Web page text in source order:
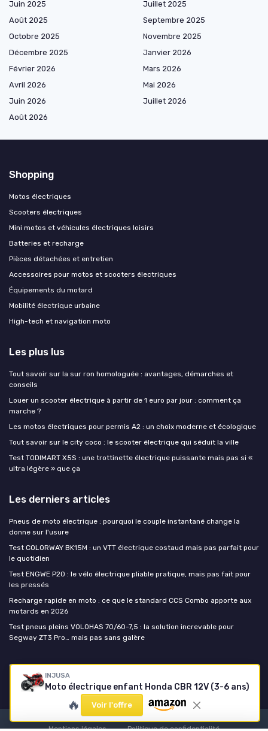
INJUSA
Moto électrique enfant Honda CBR 12V (3-6 ans)
🔥 Voir l'offre
Juin 2025
Juillet 2025
Août 2025
Septembre 2025
Octobre 2025
Novembre 2025
Décembre 2025
Janvier 2026
Février 2026
Mars 2026
Avril 2026
Mai 2026
Juin 2026
Juillet 2026
Août 2026
Shopping
Motos électriques
Scooters électriques
Mini motos et véhicules électriques loisirs
Batteries et recharge
Pièces détachées et entretien
Accessoires pour motos et scooters électriques
Équipements du motard
Mobilité électrique urbaine
High-tech et navigation moto
Les plus lus
Tout savoir sur la sur ron homologuée : avantages, démarches et
conseils
Louer un scooter électrique à partir de 1 euro par jour : comment ça
marche ?
Les motos électriques pour permis A2 : un choix moderne et écologique
Tout savoir sur le city coco : le scooter électrique qui séduit la ville
Test TODIMART X5S : une trottinette électrique puissante mais pas si «
ultra légère » que ça
Les derniers articles
Pneus de moto électrique : pourquoi le couple instantané change la
donne sur l'usure
Test COLORWAY BK15M : un VTT électrique costaud mais pas parfait pour
le quotidien
Test ENGWE P20 : le vélo électrique pliable pratique, mais pas fait pour
les pressés
Recharge rapide en moto : ce que le standard CCS Combo apporte aux
motards en 2026
Test pneus pleins VOLOHAS 70/60-7,5 : la solution increvable pour
Segway ZT3 Pro… mais pas sans galère
Moto-électrique.net
Mentions légales Politique de confidentialité